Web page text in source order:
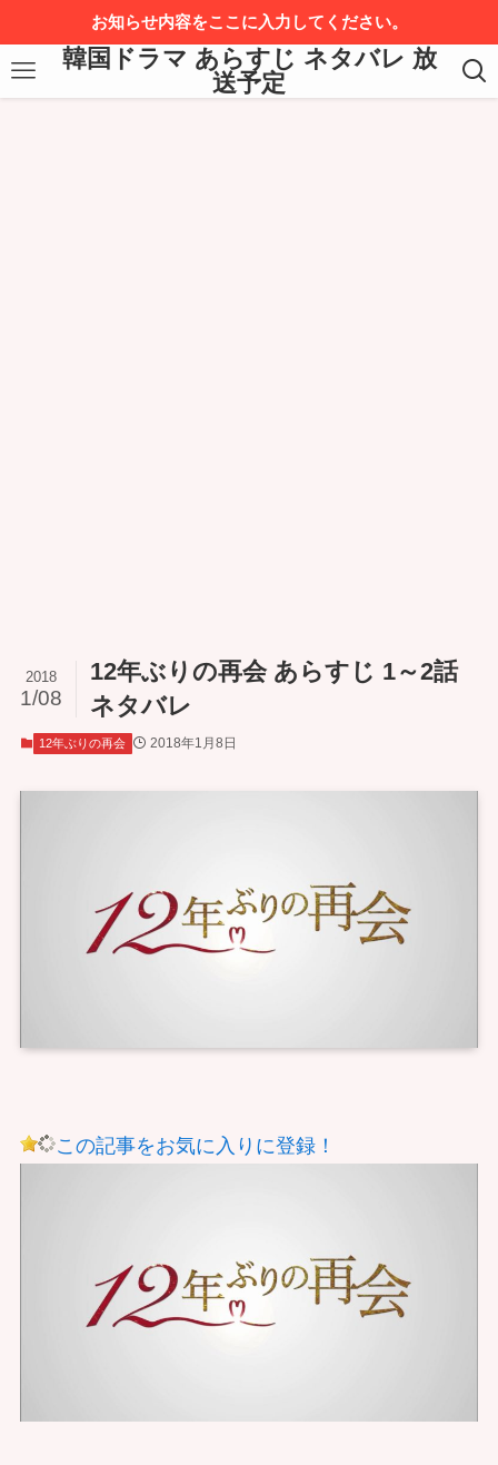
お知らせ内容をここに入力してください。
韓国ドラマ あらすじ ネタバレ 放
送予定
12年ぶりの再会 あらすじ 1～2話
ネタバレ
2018
1/08
12年ぶりの再会 2018年1月8日
この記事をお気に入りに登録！